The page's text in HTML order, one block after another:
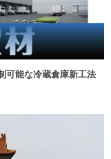
可能な冷蔵倉庫新工法